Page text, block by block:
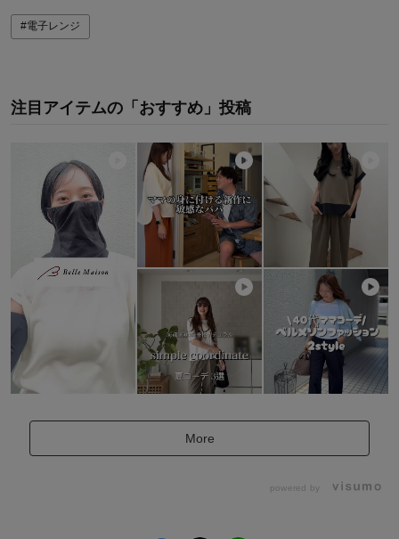
#電子レンジ
注目アイテムの「おすすめ」投稿
More
powered by